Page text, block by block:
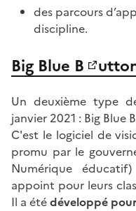
des parcours
discipline.
Big Blue B
Un deuxième type
janvier 2021 : Big Blue
C'est le logiciel de
promu par le
Numérique
appoint pour leurs
Il a étédéveloppé